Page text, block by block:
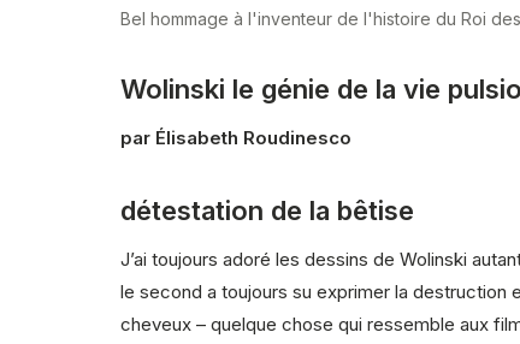
Bel hommage à l'inventeur de l'histoire du Roi
Wolinski le génie de la vie
par Élisabeth Roudinesco
détestation de la bêtise
J’ai toujours adoré les dessins de Wolinski
le second a toujours su exprimer la destruction
cheveux – quelque chose qui ressemble aux